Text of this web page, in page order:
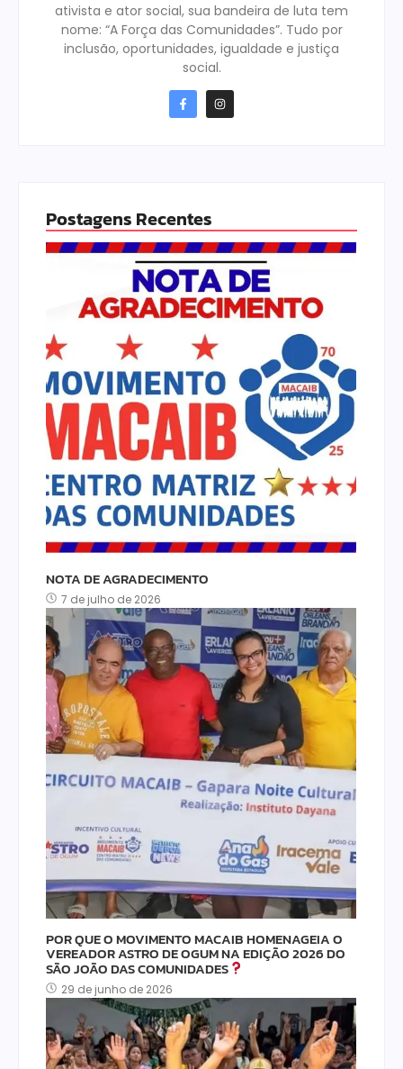
ativista e ator social, sua bandeira de luta tem
nome: “A Força das Comunidades”. Tudo por
inclusão, oportunidades, igualdade e justiça
social.
Postagens Recentes
NOTA DE AGRADECIMENTO
7 de julho de 2026
POR QUE O MOVIMENTO MACAIB HOMENAGEIA O
VEREADOR ASTRO DE OGUM NA EDIÇÃO 2026 DO
SÃO JOÃO DAS COMUNIDADES
29 de junho de 2026